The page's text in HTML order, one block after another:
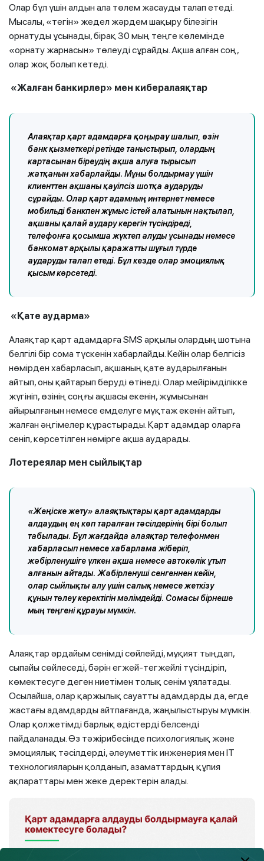
Олар бұл үшін алдын ала төлем жасауды талап етеді.
Мысалы, «тегін» жедел жәрдем шақыру білезігін
орнатуды ұсынады, бірақ 30 мың теңге көлемінде
«орнату жарнасын» төлеуді сұрайды. Ақша алған соң,
олар жоқ болып кетеді.
«Жалған банкирлер» мен кибералаяқтар
Алаяқтар қарт адамдарға қоңырау шалып, өзін
банк қызметкері ретінде таныстырып, олардың
картасынан біреудің ақша алуға тырысып
жатқанын хабарлайды. Мұны болдырмау үшін
клиенттен ақшаны қауіпсіз шотқа аударуды
сұрайды. Олар қарт адамның интернет немесе
мобильді банкпен жұмыс істей алатынын нақтылап,
ақшаны қалай аудару керегін түсіндіреді,
телефонға қосымша жүктеп алуды ұсынады немесе
банкомат арқылы қаражатты шұғыл түрде
аударуды талап етеді. Бұл кезде олар эмоциялық
қысым көрсетеді.
« Қате аударма»
Алаяқтар қарт адамдарға SMS арқылы олардың шотына
белгілі бір сома түскенін хабарлайды. Кейін олар белгісіз
нөмірден хабарласып, ақшаның қате аударылғанын
айтып, оны қайтарып беруді өтінеді. Олар мейірімділікке
жүгініп, өзінің соңғы ақшасы екенін, жұмысынан
айырылғанын немесе емделуге мұқтаж екенін айтып,
жалған әңгімелер құрастырады. Қарт адамдар оларға
сеніп, көрсетілген нөмірге ақша аударады.
Лотереялар мен сыйлықтар
«Жеңіске жету» алаяқтықтары қарт адамдарды
алдаудың ең көп таралған тәсілдерінің бірі болып
табылады. Бұл жағдайда алаяқтар телефонмен
хабарласып немесе хабарлама жіберіп,
жәбірленушіге үлкен ақша немесе автокөлік ұтып
алғанын айтады. Жәбірленуші сенгеннен кейін,
олар сыйлықты алу үшін салық немесе жеткізу
құнын төлеу керектігін мәлімдейді. Сомасы бірнеше
мың теңгені құрауы мүмкін.
Алаяқтар әрдайым сенімді сөйлейді, мұқият тыңдап,
сыпайы сөйлеседі, бәрін егжей-тегжейлі түсіндіріп,
көмектесуге деген ниетімен толық сенім ұялатады.
Осылайша, олар қаржылық сауатты адамдарды да, егде
жастағы адамдарды айтпағанда, жаңылыстыруы мүмкін.
Олар қолжетімді барлық әдістерді белсенді
пайдаланады. Өз тәжірибесінде психологиялық және
эмоциялық тәсілдерді, әлеуметтік инженерия мен IT
технологияларын қолданып, азаматтардың құпия
ақпараттары мен жеке деректерін алады.